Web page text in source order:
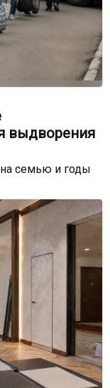
выдворения
на семью и годы